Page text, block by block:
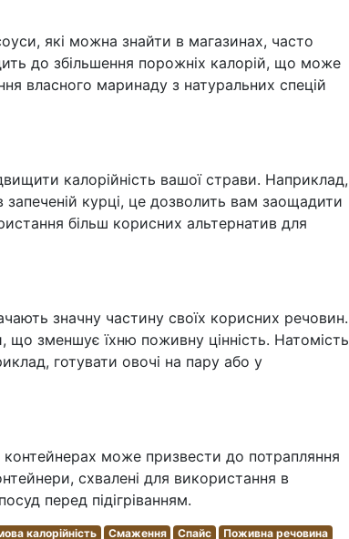
які можна знайти в магазинах, часто
до збільшення порожніх калорій, що може
власного маринаду з натуральних спецій
калорійність вашої страви. Наприклад,
курці, це дозволить вам заощадити
більш корисних альтернатив для
значну частину своїх корисних речовин.
зменшує їхню поживну цінність. Натомість
готувати овочі на пару або у
контейнерах може призвести до потрапляння
схвалені для використання в
перед підігріванням.
калорійність Смаження Спайс Поживна речовина